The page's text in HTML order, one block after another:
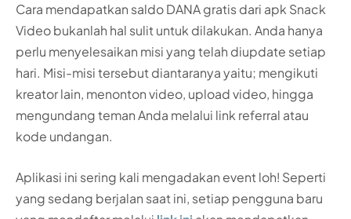
Cara mendapatkan saldo DANA gratis dari apk Snack
Video bukanlah hal sulit untuk dilakukan. Anda hanya
perlu menyelesaikan misi yang telah diupdate setiap
hari. Misi-misi tersebut diantaranya yaitu; mengikuti
kreator lain, menonton video, upload video, hingga
mengundang teman Anda melalui link referral atau
kode undangan.
Aplikasi ini sering kali mengadakan event loh! Seperti
yang sedang berjalan saat ini, setiap pengguna baru